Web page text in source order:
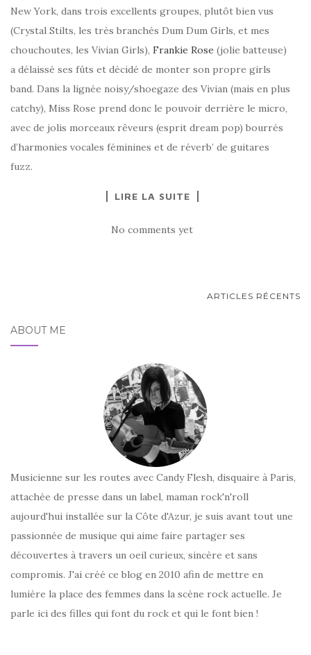
New York, dans trois excellents groupes, plutôt bien vus
(Crystal Stilts, les très branchés Dum Dum Girls, et mes
chouchoutes, les Vivian Girls), Frankie Rose (jolie batteuse)
a délaissé ses fûts et décidé de monter son propre girls
band. Dans la lignée noisy/shoegaze des Vivian (mais en plus
catchy), Miss Rose prend donc le pouvoir derrière le micro,
avec de jolis morceaux rêveurs (esprit dream pop) bourrés
d’harmonies vocales féminines et de réverb’ de guitares
fuzz.
LIRE LA SUITE
No comments yet
ARTICLES
ARTICLES RÉCENTS
ABOUT ME
Musicienne sur les routes avec Candy Flesh, disquaire à Paris,
attachée de presse dans un label, maman rock'n'roll
aujourd'hui installée sur la Côte d'Azur, je suis avant tout une
passionnée de musique qui aime faire partager ses
découvertes à travers un oeil curieux, sincère et sans
compromis. J'ai créé ce blog en 2010 afin de mettre en
lumière la place des femmes dans la scène rock actuelle. Je
parle ici des filles qui font du rock et qui le font bien !